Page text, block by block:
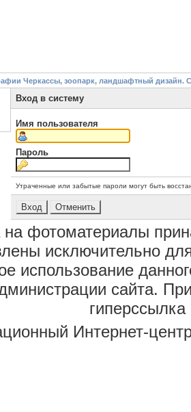
Черкассы, зоопарк, ландшафтный дизайн.
Вход в систему
Имя пользователя
Пароль
Утраченные или забытые пароли могут быть
на фотоматериалы
исключительно
использование
сайта.
гиперссылка
Интернет-